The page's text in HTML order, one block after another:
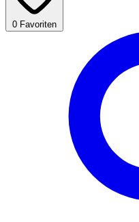
0 Favoriten